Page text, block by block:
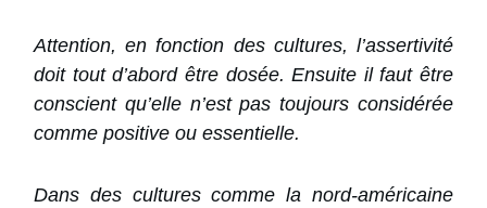
Attention, en fonction des cultures, l’assertivité
doit tout d’abord être dosée. Ensuite il faut être
conscient qu’elle n’est pas toujours considérée
comme positive ou essentielle.
Dans des cultures comme la nord-américaine